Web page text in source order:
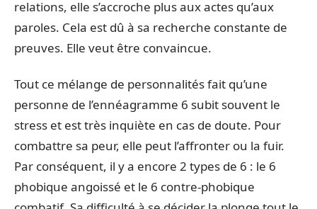
relations, elle s’accroche plus aux actes qu’aux
paroles. Cela est dû à sa recherche constante de
preuves. Elle veut être convaincue.
Tout ce mélange de personnalités fait qu’une
personne de l’ennéagramme 6 subit souvent le
stress et est très inquiète en cas de doute. Pour
combattre sa peur, elle peut l’affronter ou la fuir.
Par conséquent, il y a encore 2 types de 6 : le 6
phobique angoissé et le 6 contre-phobique